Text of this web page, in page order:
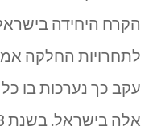
הקרח היחידה
לתחרויות החלקה
עקב כך נערכות בו